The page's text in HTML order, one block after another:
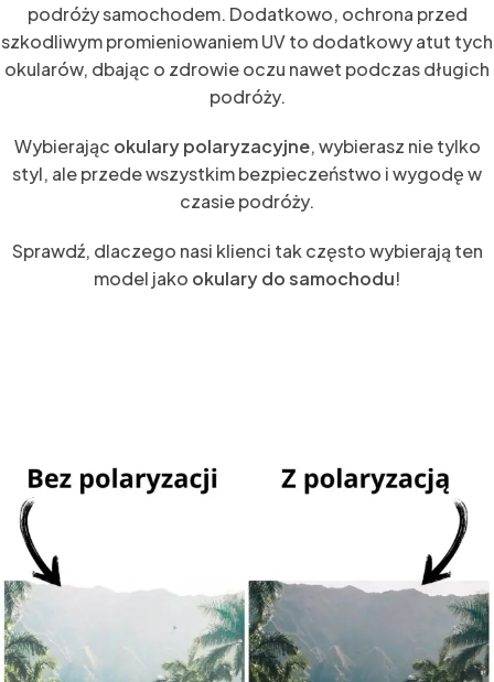
podróży samochodem. Dodatkowo, ochrona przed
szkodliwym promieniowaniem UV to dodatkowy atut tych
okularów, dbając o zdrowie oczu nawet podczas długich
podróży.
Wybierając okulary polaryzacyjne, wybierasz nie tylko
styl, ale przede wszystkim bezpieczeństwo i wygodę w
czasie podróży.
Sprawdź, dlaczego nasi klienci tak często wybierają ten
model jako okulary do samochodu!